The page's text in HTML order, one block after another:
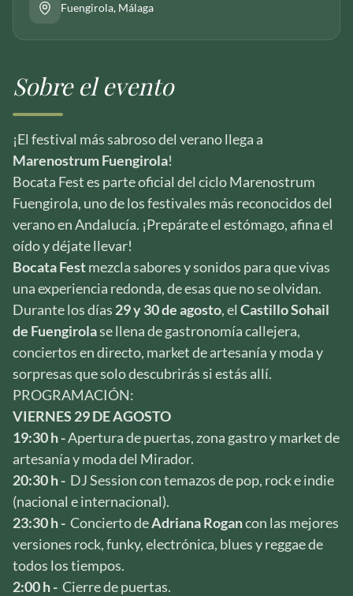
Fuengirola, Málaga
Sobre el evento
¡El festival más sabroso del verano llega a
Marenostrum Fuengirola!
Bocata Fest es parte oficial del ciclo Marenostrum
Fuengirola, uno de los festivales más reconocidos del
verano en Andalucía. ¡Prepárate el estómago, afina el
oído y déjate llevar!
Bocata Festmezcla sabores y sonidos para que vivas
una experiencia redonda, de esas que no se olvidan.
Durante los días 29 y 30 de agosto, el Castillo Sohail
de Fuengirolase llena de gastronomía callejera,
conciertos en directo, market de artesanía y moda y
sorpresas que solo descubrirás si estás allí.
PROGRAMACIÓN:
VIERNES 29 DE AGOSTO
19:30 h -Apertura de puertas, zona gastro y market de
artesanía y moda del Mirador.
20:30 h - DJ Session con temazos de pop, rock e indie
(nacional e internacional).
23:30 h - Concierto deAdriana Rogancon las mejores
versiones rock, funky, electrónica, blues y reggae de
todos los tiempos.
2:00 h - Cierre de puertas.